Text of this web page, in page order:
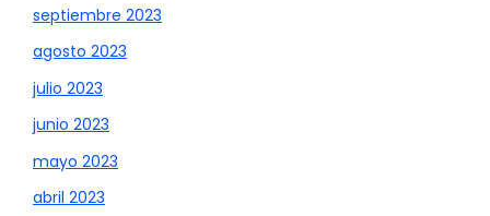
septiembre 2023
agosto 2023
julio 2023
junio 2023
mayo 2023
abril 2023